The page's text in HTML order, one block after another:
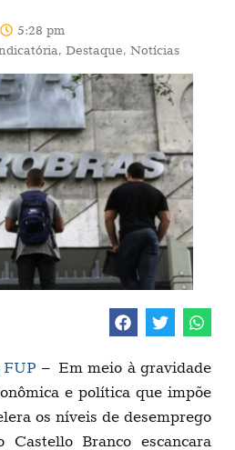
5:28 pm
, Destaque, Notícias
– Em meio à gravidade
e política que impõe
os níveis de desemprego
Branco escancara